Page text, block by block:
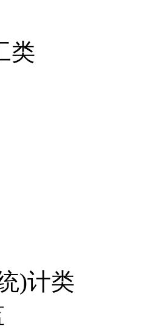
类
)计类